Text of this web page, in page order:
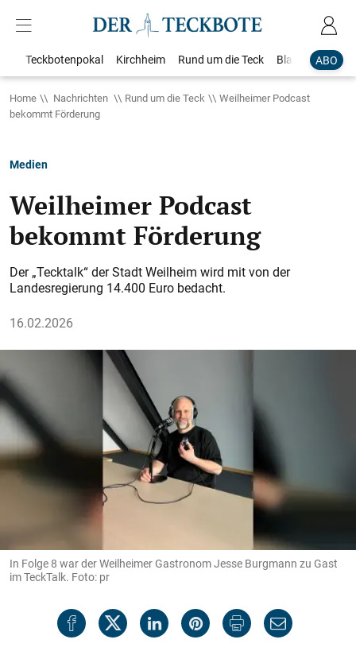
ABO
Teckbotenpokal Kirchheim Rund um die Teck Blaulicht
Home Nachrichten Rund um die Teck
Weilheimer Podcast
bekommt Förderung
Medien
Weilheimer Podcast
bekommt Förderung
Der „Tecktalk“ der Stadt Weilheim wird mit von der
Landesregierung 14.400 Euro bedacht.
16.02.2026
In Folge 8 war der Weilheimer Gastronom Jesse Burgmann zu Gast
im TeckTalk. Foto: pr